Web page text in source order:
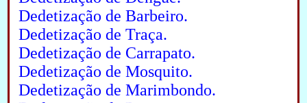
Dedetização de Barbeiro.
Dedetização de Traça.
Dedetização de Carrapato.
Dedetização de Mosquito.
Dedetização de Marimbondo.